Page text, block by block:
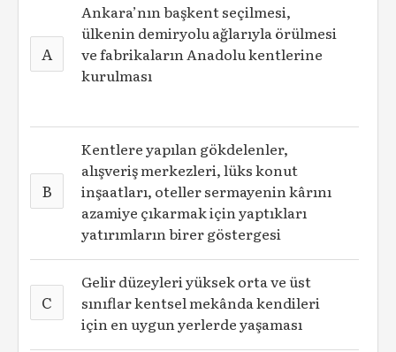
A
Ankara’nın başkent seçilmesi,
ülkenin demiryolu ağlarıyla örülmesi
ve fabrikaların Anadolu kentlerine
kurulması
B
Kentlere yapılan gökdelenler,
alışveriş merkezleri, lüks konut
inşaatları, oteller sermayenin kârını
azamiye çıkarmak için yaptıkları
yatırımların birer göstergesi
C
Gelir düzeyleri yüksek orta ve üst
sınıflar kentsel mekânda kendileri
için en uygun yerlerde yaşaması